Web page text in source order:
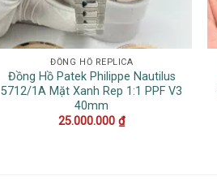
ĐỒNG HỒ REPLICA
Đồng Hồ Patek Philippe Nautilus
5712/1A Mặt Xanh Rep 1:1 PPF V3
40mm
25.000.000₫